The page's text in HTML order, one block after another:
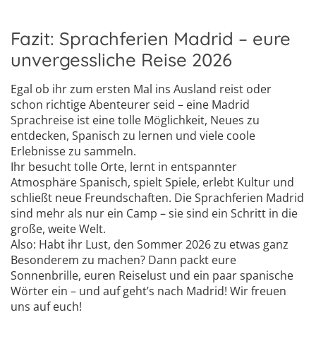
Fazit: Sprachferien Madrid – eure
unvergessliche Reise 2026
Egal ob ihr zum ersten Mal ins Ausland reist oder
schon richtige Abenteurer seid – eine Madrid
Sprachreise ist eine tolle Möglichkeit, Neues zu
entdecken, Spanisch zu lernen und viele coole
Erlebnisse zu sammeln.
Ihr besucht tolle Orte, lernt in entspannter
Atmosphäre Spanisch, spielt Spiele, erlebt Kultur und
schließt neue Freundschaften. Die Sprachferien Madrid
sind mehr als nur ein Camp – sie sind ein Schritt in die
große, weite Welt.
Also: Habt ihr Lust, den Sommer 2026 zu etwas ganz
Besonderem zu machen? Dann packt eure
Sonnenbrille, euren Reiselust und ein paar spanische
Wörter ein – und auf geht’s nach Madrid! Wir freuen
uns auf euch!